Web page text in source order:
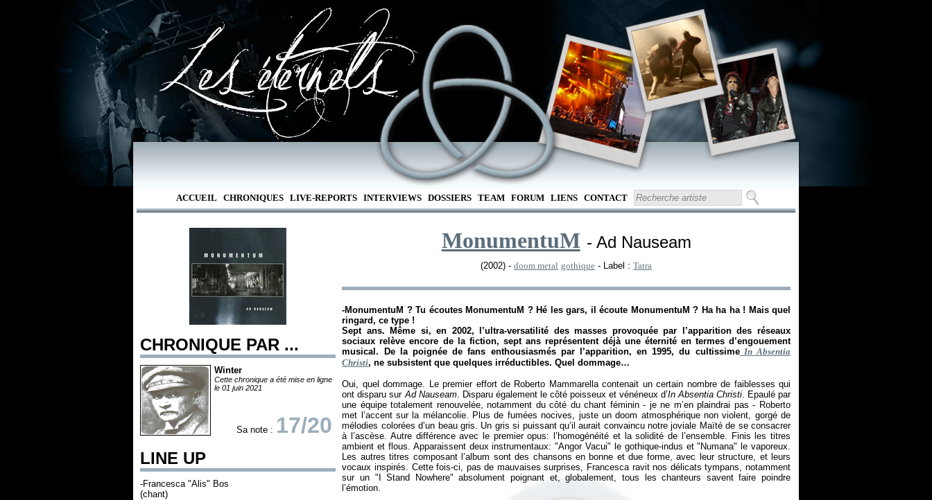
ACCUEIL CHRONIQUES LIVE-REPORTS INTERVIEWS DOSSIERS TEAM FORUM LIENS CONTACT
CHRONIQUE PAR ...
Winter
Cette chronique a été mise en ligne
le 01 juin 2021
Sa note : 17/20
LINE UP
-Francesca "Alis" Bos
(chant)
MonumentuM - Ad Nauseam
(2002) -doom metal gothique - Label :Tatra
-MonumentuM ? Tu écoutes MonumentuM ? Hé les gars, il écoute MonumentuM ? Ha ha ha ! Mais quel
ringard, ce type !
Sept ans. Même si, en 2002, l’ultra-versatilité des masses provoquée par l’apparition des réseaux
sociaux relève encore de la fiction, sept ans représentent déjà une éternité en termes d’engouement
musical. De la poignée de fans enthousiasmés par l’apparition, en 1995, du cultissime In Absentia
Christi, ne subsistent que quelques irréductibles. Quel dommage…
Oui, quel dommage. Le premier effort de Roberto Mammarella contenait un certain nombre de faiblesses qui
ont disparu surAd Nauseam. Disparu également le côté poisseux et vénéneux d’In Absentia Christi. Epaulé par
une équipe totalement renouvelée, notamment du côté du chant féminin - je ne m’en plaindrai pas - Roberto
met l’accent sur la mélancolie. Plus de fumées nocives, juste un doom atmosphérique non violent, gorgé de
mélodies colorées d’un beau gris. Un gris si puissant qu’il aurait convaincu notre joviale Maïté de se consacrer
à l’ascèse. Autre différence avec le premier opus: l’homogénéité et la solidité de l’ensemble. Finis les titres
ambient et flous. Apparaissent deux instrumentaux: "Angor Vacui" le gothique-indus et "Numana" le vaporeux.
Les autres titres composant l’album sont des chansons en bonne et due forme, avec leur structure, et leurs
vocaux inspirés. Cette fois-ci, pas de mauvaises surprises, Francesca ravit nos délicats tympans, notamment
sur un "I Stand Nowhere" absolument poignant et, globalement, tous les chanteurs savent faire poindre
l’émotion.